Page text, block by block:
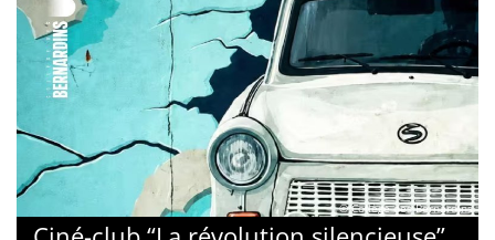
© Collège des Bernardins